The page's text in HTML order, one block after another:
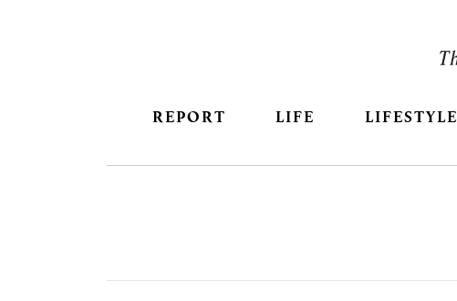
REPORT LIFE LIFESTYLE